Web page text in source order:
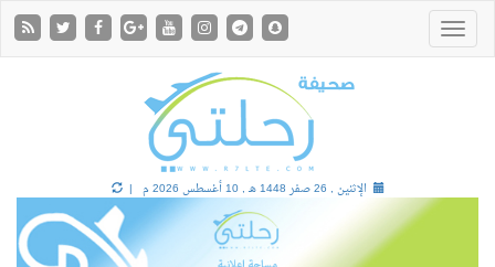
الإثنين , 26 صفر 1448 هـ , 10 أغسطس 2026 م |